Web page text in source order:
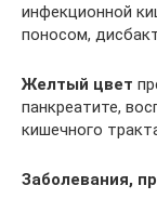
инфекционной
поносом,
Желтый цвет
панкреатите,
кишечного
Заболевания,